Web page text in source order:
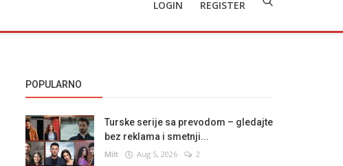
LOGIN REGISTER
POPULARNO
Turske serije sa prevodom – gledajte
bez reklama i smetnji...
Milt Aug 5, 2026 2